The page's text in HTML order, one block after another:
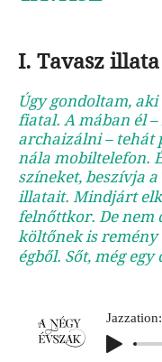
I. Tavasz
Úgy gondoltam,
fiatal. A mában él
archaizálni – tehát
nála mobiltelefon.
színeket, beszívja
illatait. Mindjárt
felnőttkor. De nem
költőnek is remény
égből. Sőt, még egy